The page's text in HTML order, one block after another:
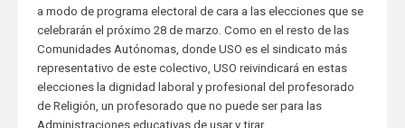
a modo de programa electoral de cara a las elecciones que se
celebrarán el próximo 28 de marzo. Como en el resto de las
Comunidades Autónomas, donde USO es el sindicato más
representativo de este colectivo, USO reivindicará en estas
elecciones la dignidad laboral y profesional del profesorado
de Religión, un profesorado que no puede ser para las
Administraciones educativas de usar y tirar.